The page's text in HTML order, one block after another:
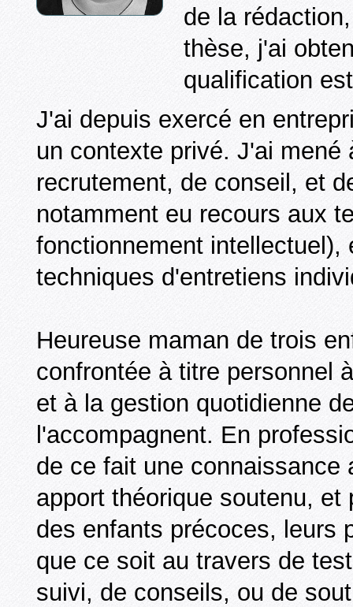
de la
thèse, j'ai
qualification
J'ai depuis exercé en
un contexte privé. J'ai
recrutement, de conseil, et
notamment eu recours aux
fonctionnement
techniques d'entretiens
Heureuse maman de trois
confrontée à titre personnel
et à la gestion quotidienne
l'accompagnent. En
de ce fait une connaissance
apport théorique soutenu,
des enfants précoces, leurs
que ce soit au travers de
suivi, de conseils, ou de